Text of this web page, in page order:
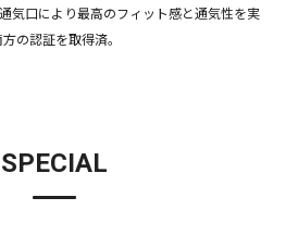
気口により最高のフィット感と通気性を実
の認証を取得済。
SPECIAL